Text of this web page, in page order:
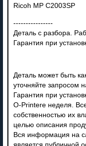
Ricoh MP C2003SP
----------------
Деталь с разбора.
Гарантия при
Деталь может быть
уточняйте запросом
Гарантия при
O-Printere неделя.
собственностью их
целью описания
Вся информация на